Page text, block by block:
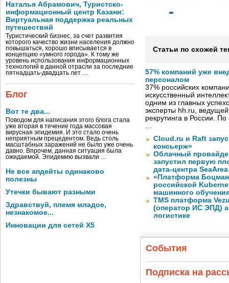
Наталья Абрамович, Туристско-
информационный центр Казани:
Виртуальная поддержка реальных
путешествий
Туристический бизнес, за счет развития
которого качество жизни населения должно
повышаться, хорошо вписывается в
концепцию «умного города». К тому же
уровень использования информационных
технологий в данной отрасли за последние
пятнадцать-двадцать лет …
Блог
Вот те два...
Поводом для написания этого блога стала
уже вторая в течение года массовая
вирусная эпидемия. И это стало очень
неприятным прецедентом. Ведь столь
масштабных заражений не было уже очень
давно. Впрочем, данная ситуация была
ожидаемой. Эпидемию вызвали …
Не все апдейты одинаково
полезны
Утечки бывают разными
Здравствуй, племя младое,
незнакомое...
Инновации для сетей X5
Статьи по схожей
57% компаний уже
персоналом
37% российских
искусственный
одним из главных
эксперты hh.ru,
рекрутинга в России.
…
Cloud.ru и Raft
консьерж»
Облачный
запустил первую
дата-центра
«Платформа
российской
машинного
TMS платформа
(оператор ИС ЭПД)
логистике
События
Подписка на